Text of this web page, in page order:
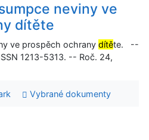
neviny ve
dítěte
ve prospěch ochrany dítěte. --
1213-5313. -- Roč. 24,
Vybrané dokumenty